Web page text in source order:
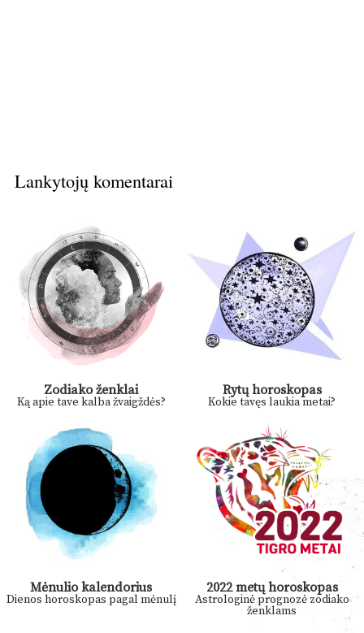
Lankytojų komentarai
Zodiako ženklai
Ką apie tave kalba žvaigždės?
Rytų horoskopas
Kokie tavęs laukia metai?
Mėnulio kalendorius
Dienos horoskopas pagal mėnulį
2022 metų horoskopas
Astrologinė prognozė zodiako
ženklams